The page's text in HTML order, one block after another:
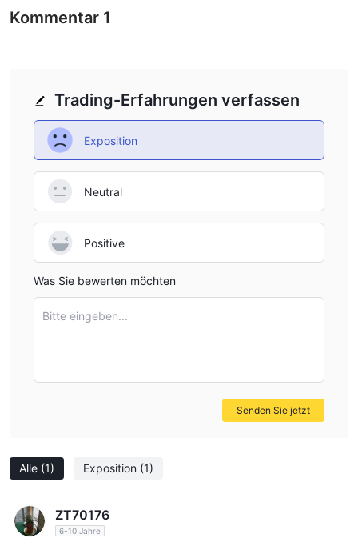
Alle (1) Exposition (1)
ZT70176
6-10 Jahre
Trading-Erfahrungen verfassen
Exposition
Neutral
Positive
Was Sie bewerten möchten
Bitte eingeben...
Senden Sie jetzt
Kommentar 1